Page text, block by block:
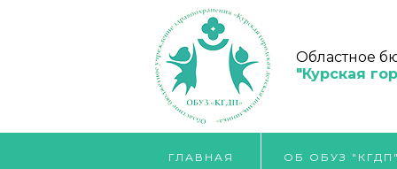
Областное
"Курская
ГЛАВНАЯ ОБ ОБУЗ